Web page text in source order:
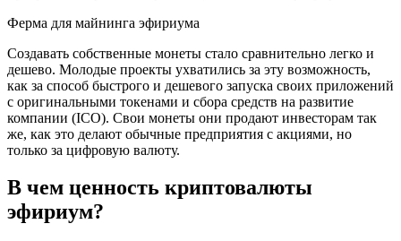
Ферма для майнинга эфириума
Создавать собственные монеты стало сравнительно легко и
дешево. Молодые проекты ухватились за эту возможность,
как за способ быстрого и дешевого запуска своих приложений
с оригинальными токенами и сбора средств на развитие
компании (ICO). Свои монеты они продают инвесторам так
же, как это делают обычные предприятия с акциями, но
только за цифровую валюту.
В чем ценность криптовалюты
эфириум?